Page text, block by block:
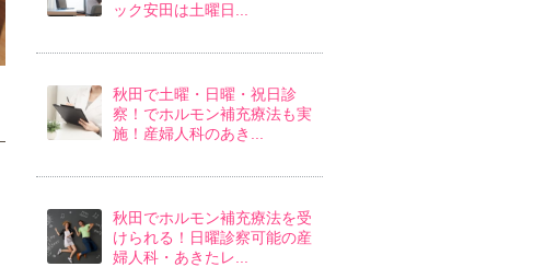
ック安田は土曜日...
秋田で土曜・日曜・祝日診
察！でホルモン補充療法も実
施！産婦人科のあき...
秋田でホルモン補充療法を受
けられる！日曜診察可能の産
婦人科・あきたレ...